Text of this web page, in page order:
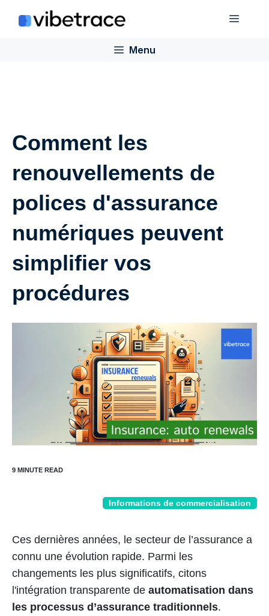
Menu
Menu
Comment les
renouvellements de
polices d'assurance
numériques peuvent
simplifier vos
procédures
Informations de commercialisation
Ces dernières années, le secteur de l’assurance a
connu une évolution rapide. Parmi les
changements les plus significatifs, citons
l'intégration transparente de automatisation dans
les processus d’assurance traditionnels.